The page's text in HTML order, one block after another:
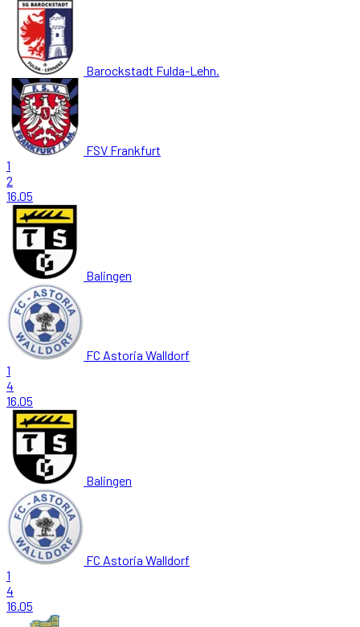
Barockstadt Fulda-Lehn.
FSV Frankfurt
1
2
16.05
Balingen
FC Astoria Walldorf
1
4
16.05
Balingen
FC Astoria Walldorf
1
4
16.05